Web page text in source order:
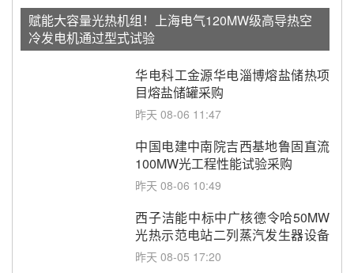
赋能大容量光热机组！上海电气120MW级高导热空
冷发电机通过型式试验
华电科工金源华电淄博熔盐储热项
目熔盐储罐采购
昨天 08-06 11:47
中国电建中南院吉西基地鲁固直流
100MW光工程性能试验采购
昨天 08-06 10:49
西子洁能中标中广核德令哈50MW
光热示范电站二列蒸汽发生器设备
采购
昨天 08-05 17:20